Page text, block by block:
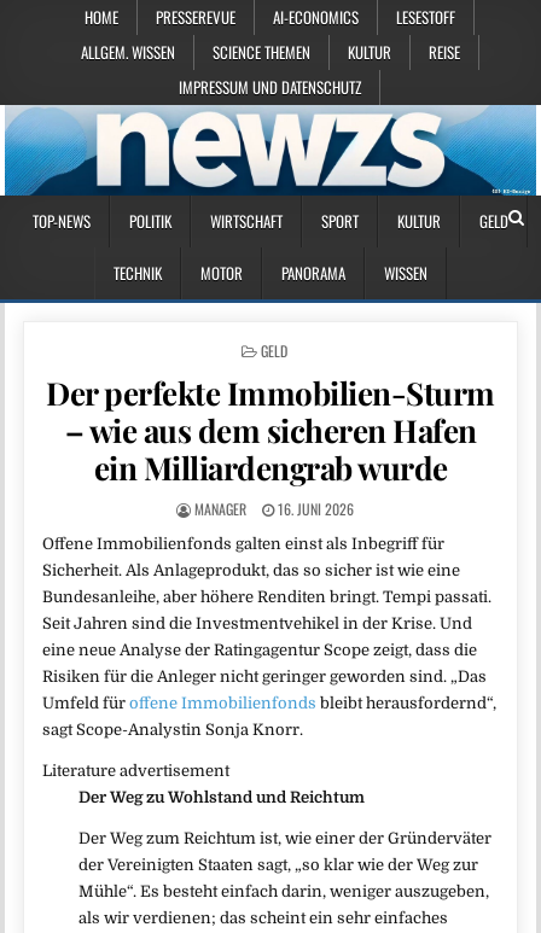
HOME PRESSEREVUE AI-ECONOMICS
LESESTOFF
ALLGEM. WISSEN
SCIENCE THEMEN KULTUR
REISE
IMPRESSUM UND DATENSCHUTZ
TOP-NEWS POLITIK WIRTSCHAFT SPORT KULTUR GELD
TECHNIK MOTOR PANORAMA WISSEN
POSTED IN
GELD
Der perfekte Immobilien-Sturm
– wie aus dem sicheren Hafen
ein Milliardengrab wurde
MANAGER 16. JUNI 2026
Offene Immobilienfonds galten einst als Inbegriff für
Sicherheit. Als Anlageprodukt, das so sicher ist wie eine
Bundesanleihe, aber höhere Renditen bringt. Tempi passati.
Seit Jahren sind die Investmentvehikel in der Krise. Und
eine neue Analyse der Ratingagentur Scope zeigt, dass die
Risiken für die Anleger nicht geringer geworden sind. „Das
Umfeld füroffene Immobilienfonds bleibt herausfordernd“,
sagt Scope-Analystin Sonja Knorr.
Literature advertisement
Der Weg zu Wohlstand und Reichtum
Der Weg zum Reichtum ist, wie einer der Gründerväter
der Vereinigten Staaten sagt, „so klar wie der Weg zur
Mühle“. Es besteht einfach darin, weniger auszugeben,
als wir verdienen; das scheint ein sehr einfaches